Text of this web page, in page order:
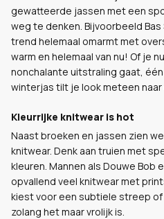
gewatteerde jassen met een
weg te denken. Bijvoorbeeld
trend helemaal omarmt met
warm en helemaal van nu! Of je
nonchalante uitstraling gaat,
winterjas tilt je look meteen naar
Kleurrijke knitwear is hot
Naast broeken en jassen zien
knitwear. Denk aan truien met
kleuren. Mannen als Douwe Bob
opvallend veel knitwear met
kiest voor een subtiele streep
zolang het maar vrolijk is.